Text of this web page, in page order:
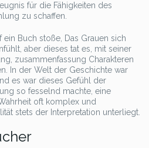
für die Fähigkeiten des
zu schaffen.
Buch stoße, Das Grauen sich
aber dieses tat es, mit seiner
zusammenfassung Charakteren
In der Welt der Geschichte war
es war dieses Gefühl der
so fesselnd machte, eine
oft komplex und
stets der Interpretation unterliegt.